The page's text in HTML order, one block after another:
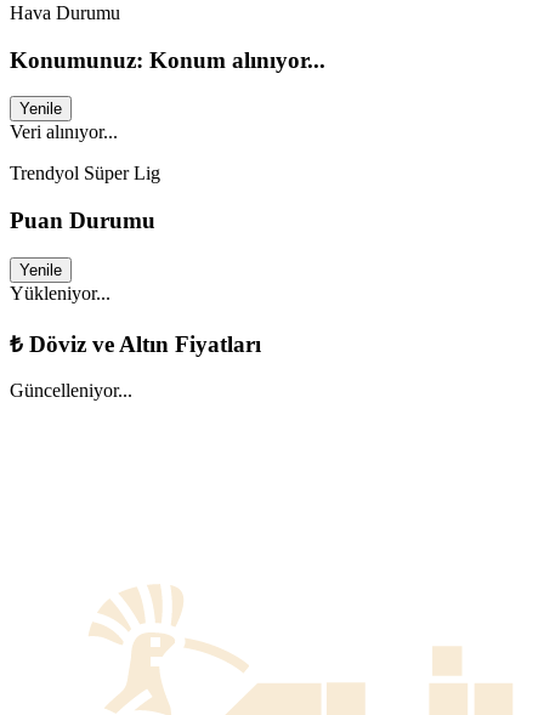
Hava Durumu
Konumunuz: Konum alınıyor...
Yenile
Veri alınıyor...
Trendyol Süper Lig
Puan Durumu
Yenile
Yükleniyor...
₺ Döviz ve Altın Fiyatları
Güncelleniyor...